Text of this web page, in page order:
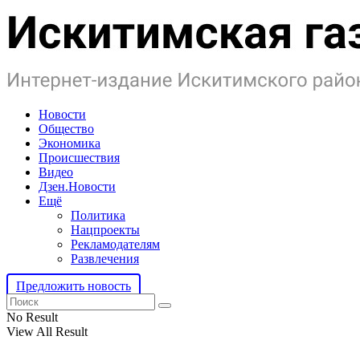
Новости
Общество
Экономика
Происшествия
Видео
Дзен.Новости
Ещё
Политика
Нацпроекты
Рекламодателям
Развлечения
Предложить новость
No Result
View All Result